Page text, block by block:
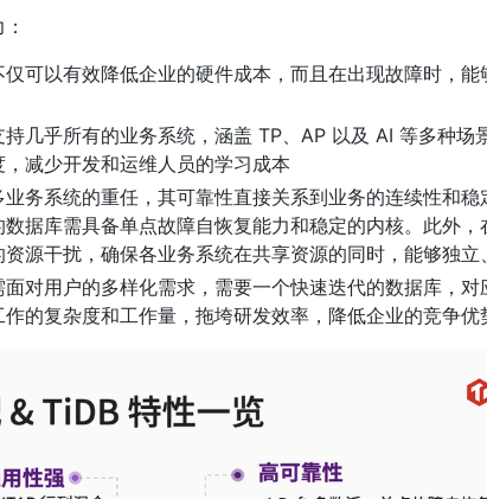
仅可以有效降低企业的硬件成本，而且在出现故障时，
持几乎所有的业务系统，涵盖 TP、AP 以及 AI 等多种场
减少开发和运维人员的学习成本
业务系统的重任，其可靠性直接关系到业务的连续性和
据库需具备单点故障自恢复能力和稳定的内核。此外
源干扰，确保各业务系统在共享资源的同时，能够独立
面对用户的多样化需求，需要一个快速迭代的数据库，
的复杂度和工作量，拖垮研发效率，降低企业的竞争优